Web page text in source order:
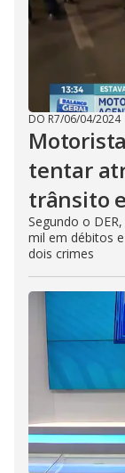
DO R7/06/04/2024
tentar
trânsito
Segundo o
mil em débitos
dois crimes